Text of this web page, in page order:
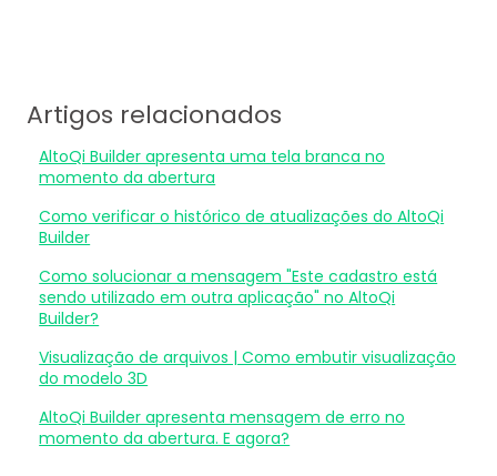
Artigos relacionados
AltoQi Builder apresenta uma tela branca no
momento da abertura
Como verificar o histórico de atualizações do AltoQi
Builder
Como solucionar a mensagem "Este cadastro está
sendo utilizado em outra aplicação" no AltoQi
Builder?
Visualização de arquivos | Como embutir visualização
do modelo 3D
AltoQi Builder apresenta mensagem de erro no
momento da abertura. E agora?